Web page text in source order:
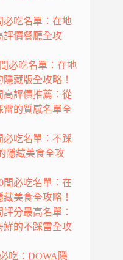
必吃名單：在地
評價餐廳全攻
必吃名單：在地
藏版全攻略！
高評價推薦：從
雷的質感名單全
必吃名單：不踩
隱藏美食全攻
間必吃名單：在
美食全攻略！
評分最高名單：
鮮的不踩雷全攻
吃：DOWA隱